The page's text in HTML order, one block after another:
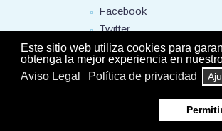
Este sitio web utiliza cookies para
obtenga la mejor experiencia en
Aviso Legal
Política de privacidad
Facebook
Twitter
FUHEM
Política de privacidad